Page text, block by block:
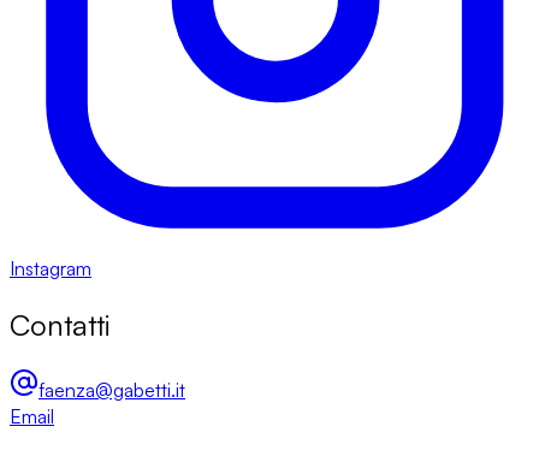
Instagram
Contatti
faenza@gabetti.it
Email